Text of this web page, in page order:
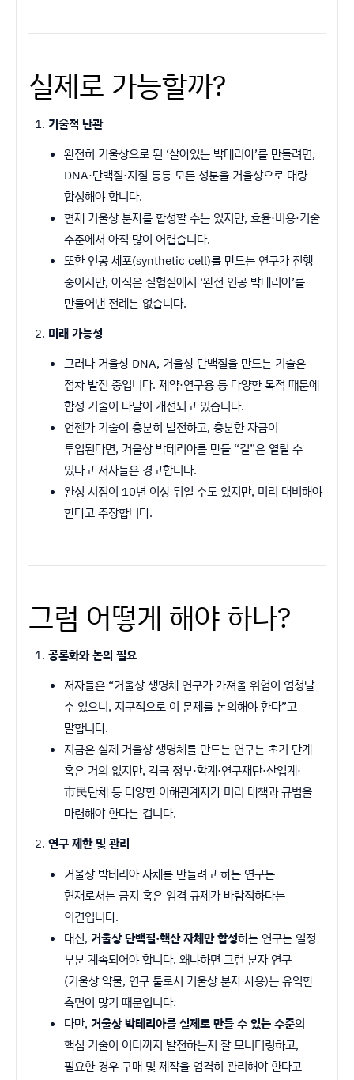
실제로 가능할까?
기술적 난관
완전히 거울상으로 된 ‘살아있는 박테리아’를 만들려면,
DNA·단백질·지질 등등 모든 성분을 거울상으로 대량
합성해야 합니다.
현재 거울상 분자를 합성할 수는 있지만, 효율·비용·기술
수준에서 아직 많이 어렵습니다.
또한 인공 세포(synthetic cell)를 만드는 연구가 진행
중이지만, 아직은 실험실에서 ‘완전 인공 박테리아’를
만들어낸 전례는 없습니다.
미래 가능성
그러나 거울상 DNA, 거울상 단백질을 만드는 기술은
점차 발전 중입니다. 제약·연구용 등 다양한 목적 때문에
합성 기술이 나날이 개선되고 있습니다.
언젠가 기술이 충분히 발전하고, 충분한 자금이
투입된다면, 거울상 박테리아를 만들 “길”은 열릴 수
있다고 저자들은 경고합니다.
완성 시점이 10년 이상 뒤일 수도 있지만, 미리 대비해야
한다고 주장합니다.
그럼 어떻게 해야 하나?
공론화와 논의 필요
저자들은 “거울상 생명체 연구가 가져올 위험이 엄청날
수 있으니, 지구적으로 이 문제를 논의해야 한다”고
말합니다.
지금은 실제 거울상 생명체를 만드는 연구는 초기 단계
혹은 거의 없지만, 각국 정부·학계·연구재단·산업계·
市民단체 등 다양한 이해관계자가 미리 대책과 규범을
마련해야 한다는 겁니다.
연구 제한 및 관리
거울상 박테리아 자체를 만들려고 하는 연구는
현재로서는 금지 혹은 엄격 규제가 바람직하다는
의견입니다.
대신, 거울상 단백질·핵산 자체만 합성하는 연구는 일정
부분 계속되어야 합니다. 왜냐하면 그런 분자 연구
(거울상 약물, 연구 툴로서 거울상 분자 사용)는 유익한
측면이 많기 때문입니다.
다만, 거울상 박테리아를 실제로 만들 수 있는 수준의
핵심 기술이 어디까지 발전하는지 잘 모니터링하고,
필요한 경우 구매 및 제작을 엄격히 관리해야 한다고